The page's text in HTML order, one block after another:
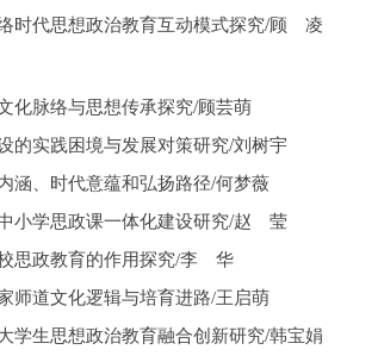
时代思想政治教育互动模式探究/顾 凌
化脉络与思想传承探究/顾芸萌
的实践困境与发展对策研究/刘树宇
涵、时代意蕴和弘扬路径/何梦薇
小学思政课一体化建设研究/赵 莹
思政教育的作用探究/李 华
师道文化逻辑与培育进路/王启萌
学生思想政治教育融合创新研究/韩宝娟